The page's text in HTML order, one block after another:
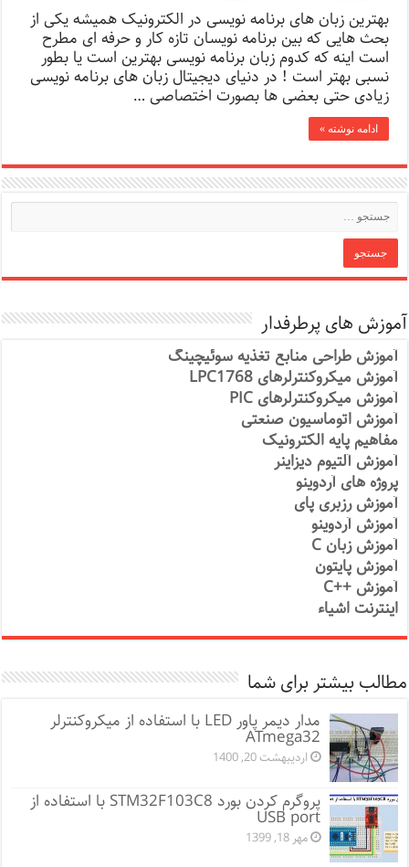
بهترین زبان های برنامه نویسی در الکترونیک همیشه یکی از
بحث هایی که بین برنامه نویسان تازه کار و حرفه ای مطرح
است اینه که کدوم زبان برنامه نویسی بهترین است یا بطور
نسبی بهتر است ! در دنیای دیجیتال زبان های برنامه نویسی
زیادی حتی بعضی ها بصورت اختصاصی …
ادامه نوشته »
آموزش های پرطرفدار
آموزش طراحی منابع تغذیه سوئیچینگ
آموزش میکروکنترلرهای LPC1768
آموزش میکروکنترلرهای PIC
آموزش اتوماسیون صنعتی
مفاهیم پایه الکترونیک
آموزش آلتیوم دیزاینر
پروژه های آردوینو
آموزش رزبری پای
آموزش آردوینو
آموزش زبان C
آموزش پایتون
آموزش ++C
اینترنت اشیاء
مطالب بیشتر برای شما
مدار دیمر پاور LED با استفاده از میکروکنترلر
ATmega32
اردیبهشت 20, 1400
پروگرم کردن بورد STM32F103C8 با استفاده از
USB port
مهر 18, 1399